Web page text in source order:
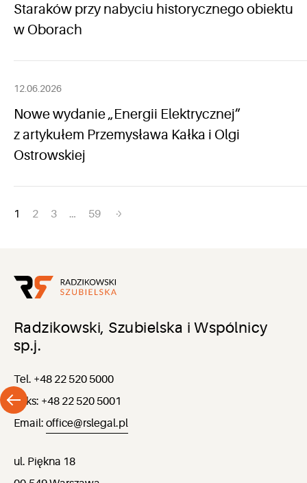
Staraków przy nabyciu historycznego obiektu
w Oborach
12.06.2026
Nowe wydanie „Energii Elektrycznej”
z artykułem Przemysława Kałka i Olgi
Ostrowskiej
Nawigacja
1 2 3 … 59
Radzikowski, Szubielska i Wspólnicy
sp.j.
Tel. +48 22 520 5000
Faks: +48 22 520 5001
Email: office@rslegal.pl
ul. Piękna 18